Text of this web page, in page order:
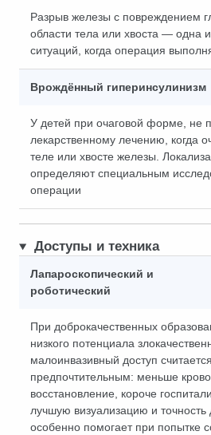
Разрыв железы с повреждением
области тела или хвоста — одна
ситуаций, когда операция
Врождённый гиперинсулинизм
У детей при очаговой форме, не
лекарственному лечению, когда
теле или хвосте железы.
определяют специальным
операции
Доступы и техника
Лапароскопический и
роботический
При доброкачественных
низкого потенциала
малоинвазивный доступ считается
предпочтительным: меньше
восстановление, короче
лучшую визуализацию и точность
особенно помогает при попытке